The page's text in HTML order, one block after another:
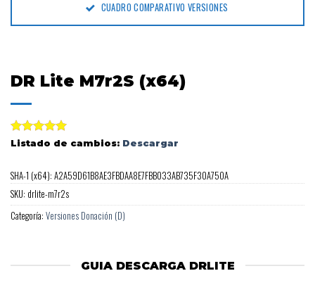
CUADRO COMPARATIVO VERSIONES
DR Lite M7r2S (x64)
Valorado
Listado de cambios: Descargar
SHA-1 (x64): A2A59D61B8AE3FBDAA8E7FBB033AB735F30A750A
SKU: drlite-m7r2s
Categoría: Versiones Donación (D)
GUIA DESCARGA DRLITE